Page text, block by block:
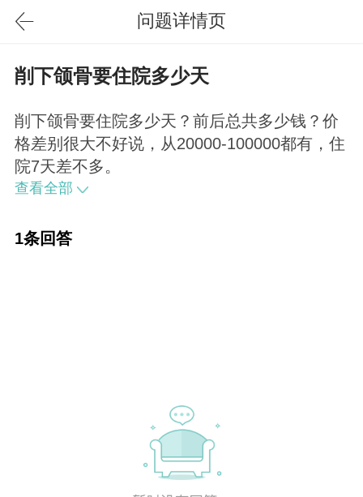
问题详情页
削下颌骨要住院多少天
削下颌骨要住院多少天？前后总共多少钱？价
格差别很大不好说，从20000-100000都有，住
院7天差不多。
查看全部
1条回答